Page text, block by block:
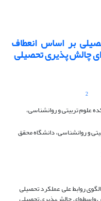
بر اساس انعطاف
چالش پذیری تحصیلی
2
تربیتی و روانشناسی،
و روانشناسی، دانشگاه محقق
روابط علی عملکرد تحصیلی